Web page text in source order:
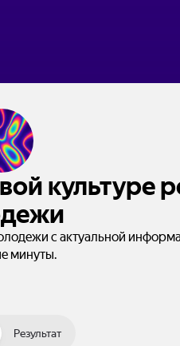
культуре
с актуальной
минуты.
Результат